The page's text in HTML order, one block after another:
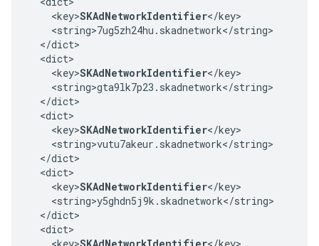
    <key>
SKAdNetworkIdentifier</key>
    <string>7ug5zh24hu.skadnetwork</string>
  </dict>
  <dict>
    <key>
SKAdNetworkIdentifier</key>
    <string>gta9lk7p23.skadnetwork</string>
  </dict>
  <dict>
    <key>
SKAdNetworkIdentifier</key>
    <string>vutu7akeur.skadnetwork</string>
  </dict>
  <dict>
    <key>
SKAdNetworkIdentifier</key>
    <string>y5ghdn5j9k.skadnetwork</string>
  </dict>
  <dict>